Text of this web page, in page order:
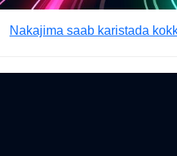
Nakajima saab karistada